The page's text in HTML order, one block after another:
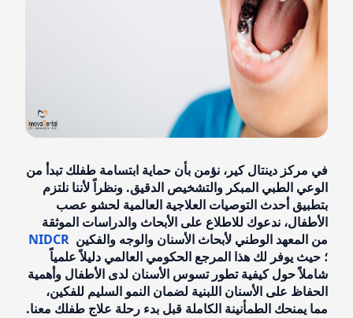
في مركز دينتال كير، نؤمن بأن حماية ابتسامة طفلك تبدأ من
الوعي الطبي المبكر والتشخيص الدقيق. ونظراً لأننا نلتزم
بتطبيق أحدث التوصيات العلاجية العالمية لحشو عصب
الأطفال، ندعوك للاطلاع على الأبحاث والدراسات الموثقة
من المعهد الوطني لأبحاث الأسنان والوجه والفكين NIDCR
؛ حيث يوفر لك هذا المرجع الحكومي العالمي دليلاً علمياً
شاملاً حول كيفية تطور تسوس الأسنان لدى الأطفال وأهمية
الحفاظ على الأسنان اللبنية لضمان النمو السليم للفكين،
مما يمنحك الطمأنينة الكاملة قبل بدء رحلة علاج طفلك معنا.